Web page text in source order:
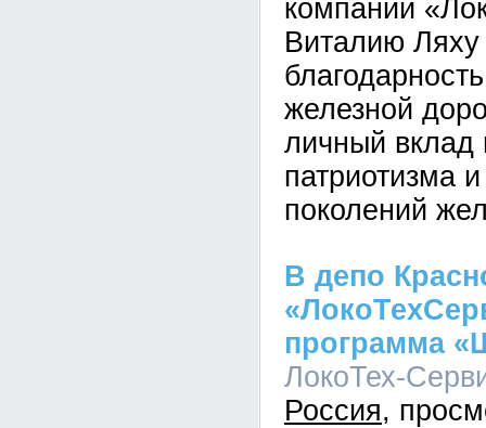
компании
Виталию
железной
личный
патриотизма
поколений
В депо
программа
ЛокоТех-
Россия